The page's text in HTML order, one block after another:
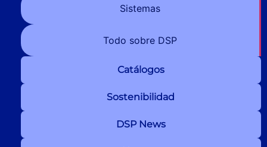
Sistemas
Todo sobre DSP
Catálogos
Sostenibilidad
DSP News